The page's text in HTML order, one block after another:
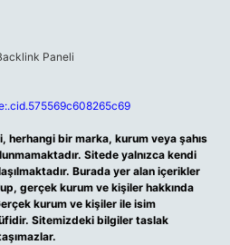
herhangi bir marka, kurum veya şahıs
Sitede yalnızca kendi
Burada yer alan içerikler
gerçek kurum ve kişiler hakkında
kurum ve kişiler ile isim
Sitemizdeki bilgiler taslak